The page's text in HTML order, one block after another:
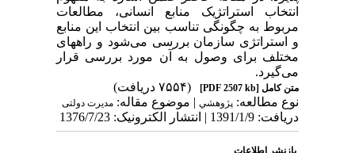
انتخاب استراتژیک منابع انسانی، مطالعات
مربوط به چگونگی تناسب بین انتخاب این منابع
و استراتژی سازمان بررسی می‌شود و راههای
مختلف برای وصول به آن مورد بررسی قرار
می‌گیرد.
متن کامل [PDF 2507 kb]
(۷۵۵۴ دریافت)
نوع مطالعه: پژوهشي| موضوع مقاله: مدیرت دولتی
دریافت: 1391/1/9 | انتشار الکترونیک: 1376/7/23
بازنشر اطلاعات